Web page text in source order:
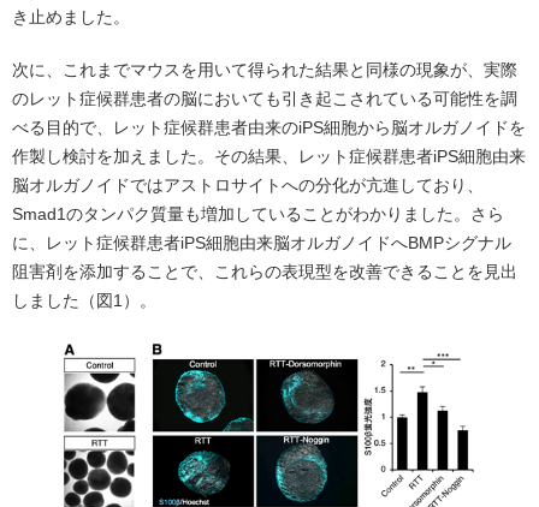
き止めました。
次に、これまでマウスを用いて得られた結果と同様の現象が、実際
のレット症候群患者の脳においても引き起こされている可能性を調
べる目的で、レット症候群患者由来のiPS細胞から脳オルガノイドを
作製し検討を加えました。その結果、レット症候群患者iPS細胞由来
脳オルガノイドではアストロサイトへの分化が亢進しており、
Smad1のタンパク質量も増加していることがわかりました。さら
に、レット症候群患者iPS細胞由来脳オルガノイドへBMPシグナル
阻害剤を添加することで、これらの表現型を改善できることを見出
しました（図1）。